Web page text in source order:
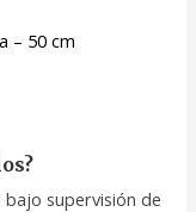
– 50 cm
supervisión de